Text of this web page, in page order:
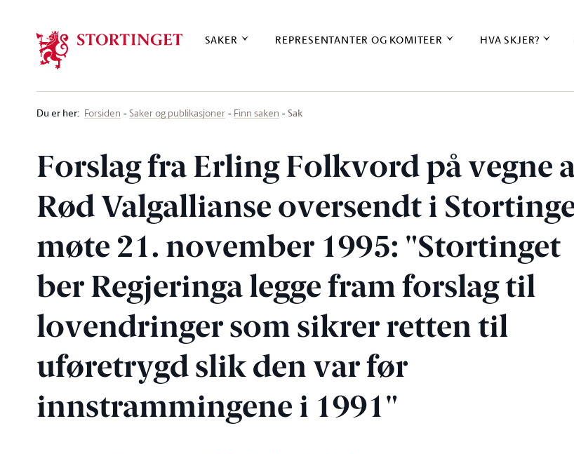
SAKER REPRESENTANTER OG KOMITEER HVA SKJER?
Du er her: Forsiden Saker og publikasjoner Finn saken Sak
Forslag fra Erling Folkvord på vegne
Rød Valgallianse oversendt i
møte 21. november 1995: "Stortinget
ber Regjeringa legge fram forslag til
lovendringer som sikrer retten til
uføretrygd slik den var før
innstrammingene i 1991"